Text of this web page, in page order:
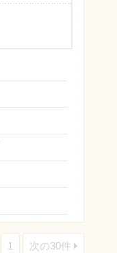
1 次の30件